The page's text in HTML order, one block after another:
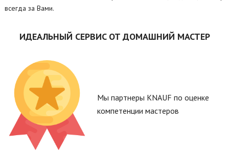
всегда за Вами.
ИДЕАЛЬНЫЙ СЕРВИС ОТ ДОМАШНИЙ МАСТЕР
Мы партнеры KNAUF по оценке
компетенции мастеров